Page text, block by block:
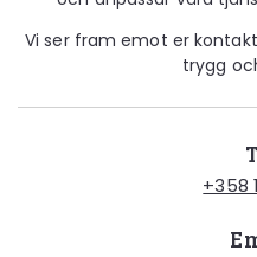
Vi ser fram emot er
trygg
+358